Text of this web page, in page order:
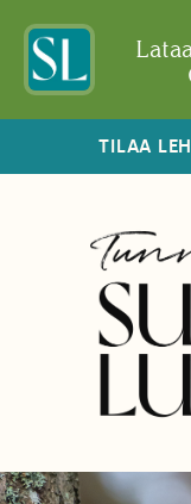
TILAA